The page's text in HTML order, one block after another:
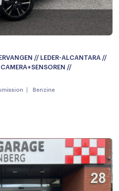
met afstandsbediening
// LEDER-ALCANTARA //
//
Benzine